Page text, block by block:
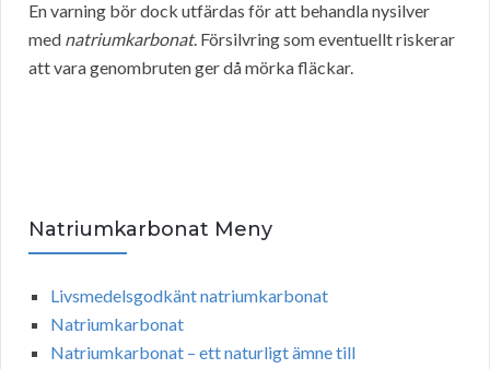
En varning bör dock utfärdas för att behandla nysilver
med natriumkarbonat. Försilvring som eventuellt riskerar
att vara genombruten ger då mörka fläckar.
Natriumkarbonat Meny
Livsmedelsgodkänt natriumkarbonat
Natriumkarbonat
Natriumkarbonat – ett naturligt ämne till